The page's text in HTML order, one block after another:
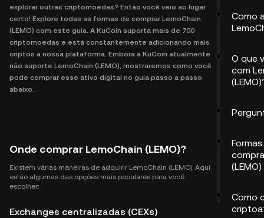
explorar outras criptomoedas? Então você veio ao lugar
certo! Explore todas as formas de comprar LemoChain
(LEMO) com este guia. A KuCoin suporta mais de 700
criptomoedas e está constantemente adicionando mais
criptos à nossa plataforma. Embora a KuCoin atualmente
não suporte LemoChain (LEMO), mostraremos como você
pode comprar esse ativo digital no guia passo a passo
abaixo.
Onde comprar LemoChain (LEMO)?
Existem várias maneiras de adquirir LemoChain (LEMO). Aqui
estão algumas das opções mais populares para você
escolher:
Exchanges centralizadas (CEXs)
Como
O que
com
(LEMO)
Como